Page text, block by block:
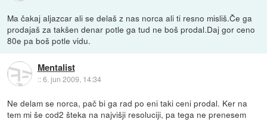
Ma čakaj aljazcar ali se delaš z nas norca ali ti resno misliš.Če ga
prodajaš za takšen denar potle ga tud ne boš prodal.Daj gor ceno
80e pa boš potle vidu.
Mentalist
::6. jun 2009, 14:34
Ne delam se norca, pač bi ga rad po eni taki ceni prodal. Ker na
tem mi še cod2 šteka na najvišji resoluciji, pa tega ne prenesem